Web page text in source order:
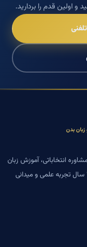
اولین قدم را بردارید.
زبان بدن
انتخاباتی، آموزش زبان
بدن، فنون مذاکره و برندسازی شخصی با بیش از ۳۰ سال تجربه علمی و میدانی